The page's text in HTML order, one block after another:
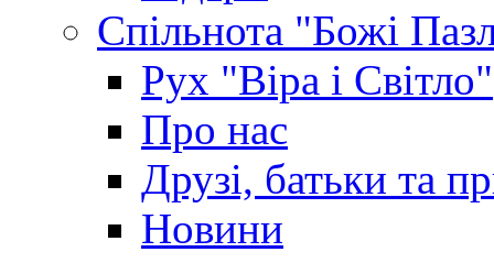
Спільнота "Божі
Рух "Віра і Світло"
Про нас
Друзі, батьки та
Новини